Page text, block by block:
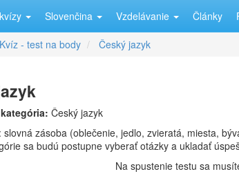
Slovenčina Vzdelávanie Články
Kvíz - test na body Český jazyk
Český jazyk
zásoba (oblečenie, jedlo, zvieratá, miesta,
sa budú postupne vyberať otázky a ukladať
Na spustenie testu sa